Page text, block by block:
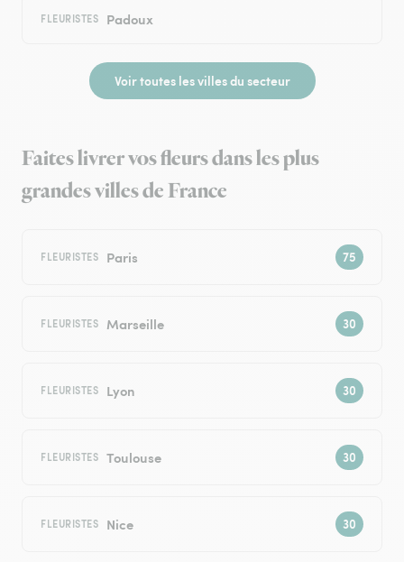
FLEURISTES Padoux
Voir toutes les villes du secteur
Faites livrer vos fleurs dans les plus
grandes villes de France
FLEURISTES Paris
FLEURISTES Marseille
FLEURISTES Lyon
FLEURISTES Toulouse
FLEURISTES Nice